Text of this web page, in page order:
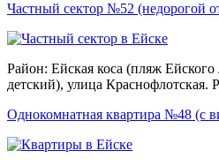
Частный сектор №52 (недорогой
Район: Ейская коса (пляж
детский), улица Краснофлотская.
Однокомнатная квартира №48 (с